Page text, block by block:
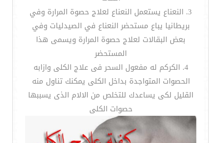
3. النعناع يستعمل النعناع لعلاج حصوة المرارة وفي
بريطانيا يباع مستحضر النعناع في الصيدليات وفي
بعض البقالات لعلاج حصوة المرارة ويسمى هذا
المستحضر
4. الكركم له مفعول السحر فى علاج الكلى وازابه
الحصوات المتواجدة بداخل الكلى يمكنك تناول منه
القليل لكى يساعدك للتخلص من الالام الذى يسببها
حصوات الكلى